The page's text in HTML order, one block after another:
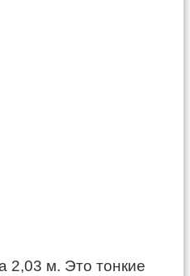
2,03 м. Это тонкие